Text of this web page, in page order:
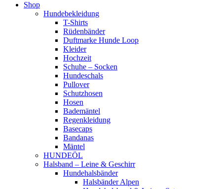
Shop
Hundebekleidung
T-Shirts
Rüdenbänder
Duftmarke Hunde Loop
Kleider
Hochzeit
Schuhe – Socken
Hundeschals
Pullover
Schutzhosen
Hosen
Bademäntel
Regenkleidung
Basecaps
Bandanas
Mäntel
HUNDEÖL
Halsband – Leine & Geschirr
Hundehalsbänder
Halsbänder Alpen